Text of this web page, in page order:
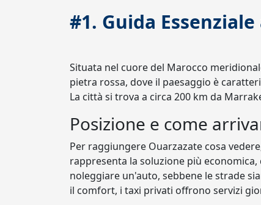
#1. Guida
Situata nel cuore del Marocco
pietra rossa, dove il paesaggio è
La città si trova a circa 200 km da
Posizione e come
Per raggiungere Ouarzazate cosa
rappresenta la soluzione più
noleggiare un'auto, sebbene le strade
il comfort, i taxi privati offrono servizi